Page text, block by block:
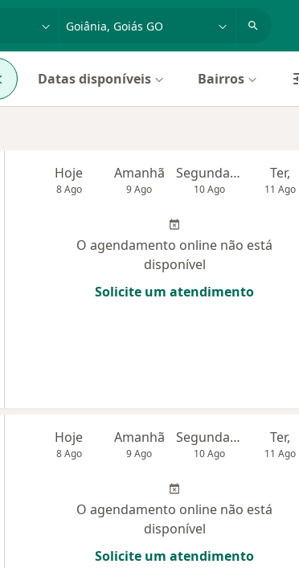
cidade ou região
Datas disponíveis Bairros
Hoje
8 Ago
Amanhã
9 Ago
Segunda-feira
10 Ago
Ter,
11 Ago
O agendamento online não está
disponível
Solicite um atendimento
Hoje
8 Ago
Amanhã
9 Ago
Segunda-feira
10 Ago
Ter,
11 Ago
O agendamento online não está
disponível
Solicite um atendimento